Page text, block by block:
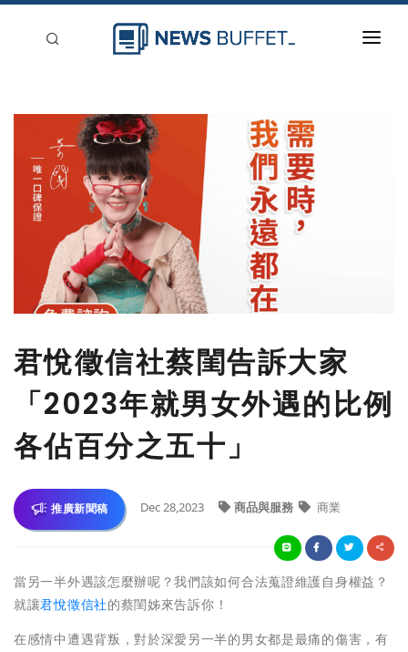
新聞稿分類
登入
君悅徵信社蔡閨告訴大家
「2023年就男女外遇的比例
各佔百分之五十」
推廣新聞稿 Dec 28,2023 商品與服務 商業
當另一半外遇該怎麼辦呢？我們該如何合法蒐證維護自身權益？
就讓君悅徵信社的蔡閨姊來告訴你！
在感情中遭遇背叛，對於深愛另一半的男女都是最痛的傷害，有